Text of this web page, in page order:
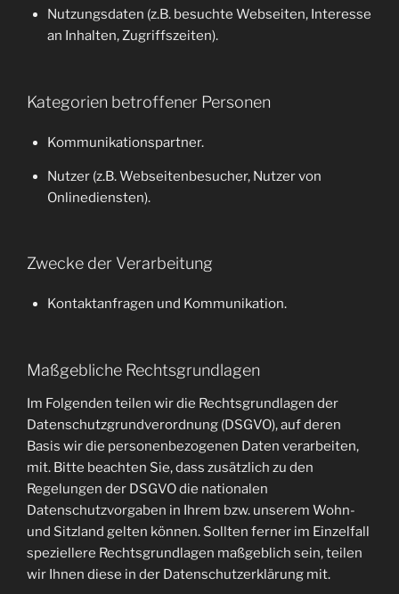
Nutzungsdaten (z.B. besuchte Webseiten, Interesse
an Inhalten, Zugriffszeiten).
Kategorien betroffener Personen
Kommunikationspartner.
Nutzer (z.B. Webseitenbesucher, Nutzer von
Onlinediensten).
Zwecke der Verarbeitung
Kontaktanfragen und Kommunikation.
Maßgebliche Rechtsgrundlagen
Im Folgenden teilen wir die Rechtsgrundlagen der
Datenschutzgrundverordnung (DSGVO), auf deren
Basis wir die personenbezogenen Daten verarbeiten,
mit. Bitte beachten Sie, dass zusätzlich zu den
Regelungen der DSGVO die nationalen
Datenschutzvorgaben in Ihrem bzw. unserem Wohn-
und Sitzland gelten können. Sollten ferner im Einzelfall
speziellere Rechtsgrundlagen maßgeblich sein, teilen
wir Ihnen diese in der Datenschutzerklärung mit.